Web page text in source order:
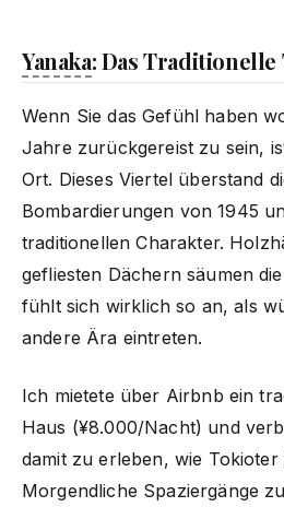
Yanaka: Das Traditionelle
Wenn Sie das Gefühl haben
Jahre zurückgereist zu sein,
Ort. Dieses Viertel überstand
Bombardierungen von 1945
traditionellen Charakter.
gefliesten Dächern säumen
fühlt sich wirklich so an, als
andere Ära eintreten.
Ich mietete über Airbnb ein
Haus (¥8.000/Nacht) und
damit zu erleben, wie
Morgendliche Spaziergänge